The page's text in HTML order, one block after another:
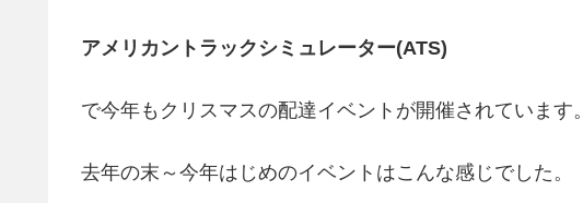
アメリカントラックシミュレーター(ATS)
で今年もクリスマスの配達イベントが開催されています。
去年の末～今年はじめのイベントはこんな感じでした。